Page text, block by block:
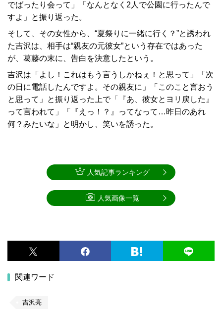
でばったり会って」「なんとなく2人で公園に行ったんで
すよ」と振り返った。
そして、その女性から、“夏祭りに一緒に行く？”と誘われ
た吉沢は、相手は“親友の元彼女”という存在ではあった
が、葛藤の末に、告白を決意したという。
吉沢は「よし！これはもう言うしかねぇ！と思って」「次
の日に電話したんですよ。その親友に」「このこと言おう
と思って」と振り返った上で「『あ、彼女とヨリ戻した』
って言われて」「『えっ！？』ってなって…昨日のあれ
何？みたいな」と明かし、笑いを誘った。
関連ワード
吉沢亮
人気記事ランキング
人気画像一覧